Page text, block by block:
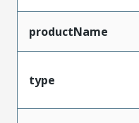
productName
type